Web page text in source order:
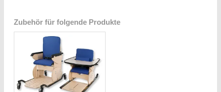
Zubehör für folgende Produkte